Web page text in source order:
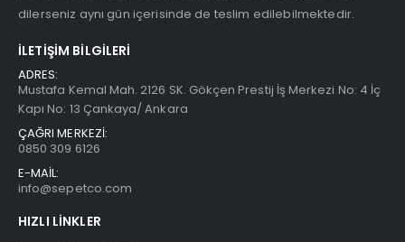
dilerseniz aynı gün içerisinde de teslim edilebilmektedir.
İLETIŞIM BILGILERI
ADRES:
Mustafa Kemal Mah. 2126 SK. Gökçen Prestij İş Merkezi No: 4 İç
Kapı No: 13 Çankaya/ Ankara
ÇAĞRI MERKEZİ:
0850 309 6126
E-MAİL:
info@sepetco.com
HIZLI LINKLER